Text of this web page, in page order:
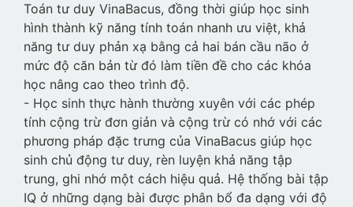
Toán tư duy VinaBacus, đồng thời giúp học sinh
hình thành kỹ năng tính toán nhanh ưu việt, khả
năng tư duy phản xạ bằng cả hai bán cầu não ở
mức độ căn bản từ đó làm tiền đề cho các khóa
học nâng cao theo trình độ.
- Học sinh thực hành thường xuyên với các phép
tính cộng trừ đơn giản và cộng trừ có nhớ với các
phương pháp đặc trưng của VinaBacus giúp học
sinh chủ động tư duy, rèn luyện khả năng tập
trung, ghi nhớ một cách hiệu quả. Hệ thống bài tập
IQ ở những dạng bài được phân bổ đa dạng với độ